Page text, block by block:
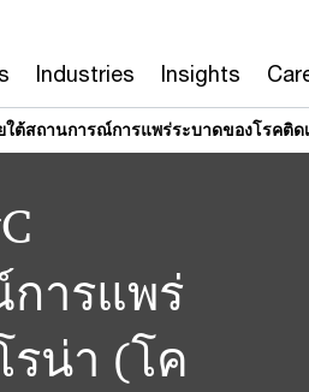
Industries Insights
ต้สถานการณ์การแพร่ระบาดของโรคติด
การแพร่
รน่า (โค